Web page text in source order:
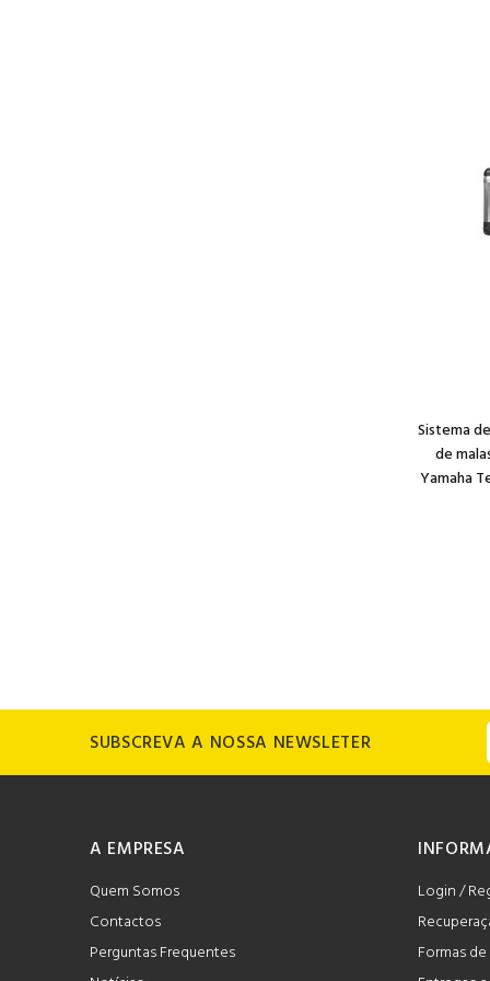
Sistema
de
Yamaha
SUBSCREVA A NOSSA NEWSLETER
A EMPRESA
Quem Somos
Contactos
Perguntas Frequentes
Login /
Formas